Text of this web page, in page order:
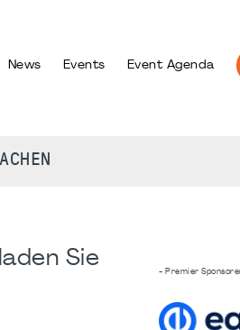
News Events Event Agenda
Sie
- Premier